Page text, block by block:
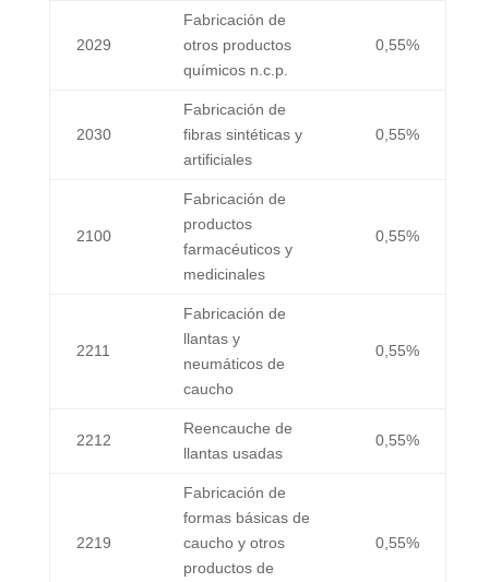
2029
Fabricación de
otros productos
químicos n.c.p.
0,55%
2030
Fabricación de
fibras sintéticas y
artificiales
0,55%
2100
Fabricación de
productos
farmacéuticos y
medicinales
0,55%
2211
Fabricación de
llantas y
neumáticos de
caucho
0,55%
2212
Reencauche de
llantas usadas
0,55%
2219
Fabricación de
formas básicas de
caucho y otros
productos de
0,55%